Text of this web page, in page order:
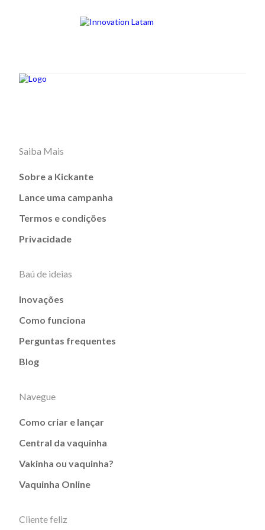
Saiba Mais
Sobre a Kickante
Lance uma campanha
Termos e condições
Privacidade
Baú de ideias
Inovações
Como funciona
Perguntas frequentes
Blog
Navegue
Como criar e lançar
Central da vaquinha
Vakinha ou vaquinha?
Vaquinha Online
Cliente feliz